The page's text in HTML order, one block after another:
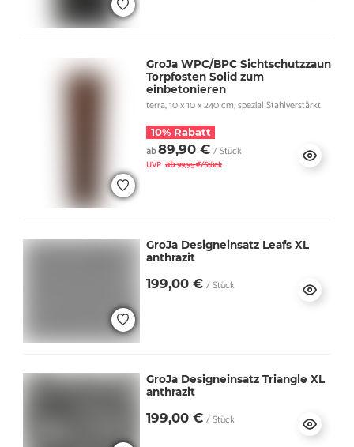
GroJa WPC/BPC Sichtschutzzaun
Torpfosten Solid zum
einbetonieren
terra, 10 x 10 x 240 cm, spezial Stahlverstärkt
10% Rabatt
ab89,90 € / Stück
UVP ab99,95 €/Stück
GroJa Designeinsatz Leafs XL
anthrazit
199,00 € / Stück
GroJa Designeinsatz Triangle XL
anthrazit
199,00 € / Stück